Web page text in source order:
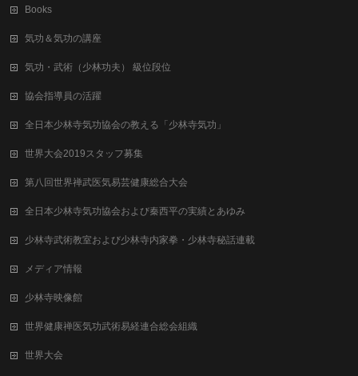
Books
気功＆気功の講座
気功・武術（少林功夫） 級位段位
協会指導員の活躍
全日本少林寺気功協会の教える「少林寺気功」
世界大会2019スタッフ募集
第八回世界禅武医気易芸健康総合⼤会
全日本少林寺気功協会および秦西平の実績とあゆみ
少林寺武術教室および少林寺内家拳・少林寺秘話連載
メディア情報
少林寺映像館
世界健康禅医気功武術易経連合総会組織
世界大会